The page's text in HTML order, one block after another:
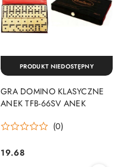
GRA DOMINO KLASYCZNE
ANEK TFB-66SV ANEK
(0)
Cena:
19.68
PRODUKT NIEDOSTĘPNY